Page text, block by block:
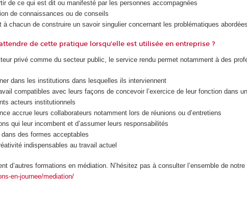
de ce qui est dit ou manifesté par les personnes accompagnées
de connaissances ou de conseils
chacun de construire un savoir singulier concernant les problématiques abordées.
de cette pratique lorsqu’elle est utilisée en entreprise ?
privé comme du secteur public, le service rendu permet notamment à des
dans les institutions dans lesquelles ils interviennent
compatibles avec leurs façons de concevoir l’exercice de leur fonction dans
acteurs institutionnels
accrue leurs collaborateurs notamment lors de réunions ou d’entretiens
qui leur incombent et d’assumer leurs responsabilités
des formes acceptables
indispensables au travail actuel
d’autres formations en médiation. N’hésitez pas à consulter l’ensemble de
en-journee/mediation/